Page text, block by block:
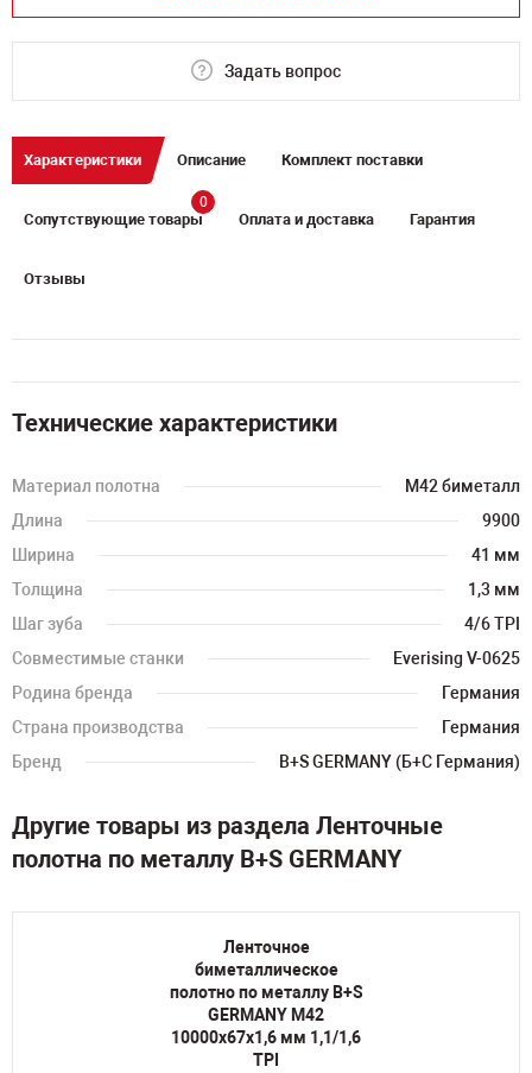
Задать вопрос
Характеристики Описание Комплект поставки
Сопутствующие товары
0
Оплата и доставка Гарантия
Отзывы
Технические характеристики
Материал полотна
M42 биметалл
Длина
9900
Ширина
41 мм
Толщина
1,3 мм
Шаг зуба
4/6 TPI
Совместимые станки
Everising V-0625
Родина бренда
Германия
Страна производства
Германия
Бренд
B+S GERMANY (Б+С Германия)
Другие товары из раздела Ленточные
полотна по металлу B+S GERMANY
Ленточное
биметаллическое
полотно по металлу B+S
GERMANY M42
10000х67х1,6 мм 1,1/1,6
TPI